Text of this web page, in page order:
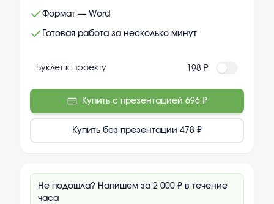
Формат — Word
Готовая работа за несколько минут
Буклет к проекту 198 ₽
Купить с презентацией 696 ₽
Купить без презентации 478 ₽
Не подошла? Напишем за 2 000 ₽ в течение
часа